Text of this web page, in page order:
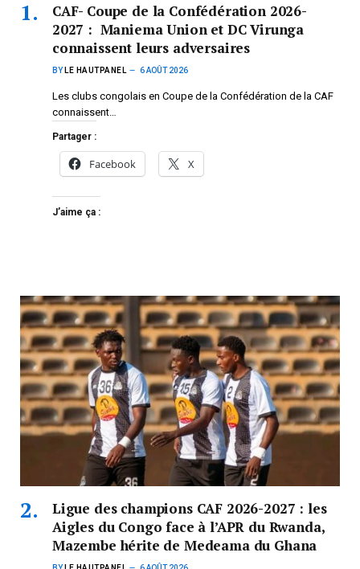
CAF- Coupe de la Confédération 2026-
2027 : Maniema Union et DC Virunga
connaissent leurs adversaires
BY LE HAUTPANEL 6 AOÛT 2026
Les clubs congolais en Coupe de la Confédération de la CAF
connaissent…
Partager :
Facebook X
J’aime ça :
Ligue des champions CAF 2026-2027 : les
Aigles du Congo face à l’APR du Rwanda,
Mazembe hérite de Medeama du Ghana